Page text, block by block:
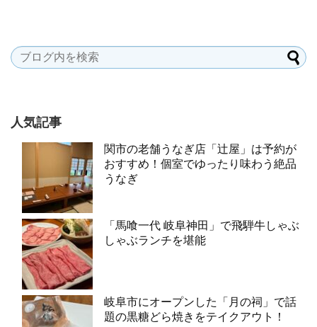
人気記事
関市の老舗うなぎ店「辻屋」は予約が
おすすめ！個室でゆったり味わう絶品
うなぎ
「馬喰一代 岐阜神田」で飛騨牛しゃぶ
しゃぶランチを堪能
岐阜市にオープンした「月の祠」で話
題の黒糖どら焼きをテイクアウト！